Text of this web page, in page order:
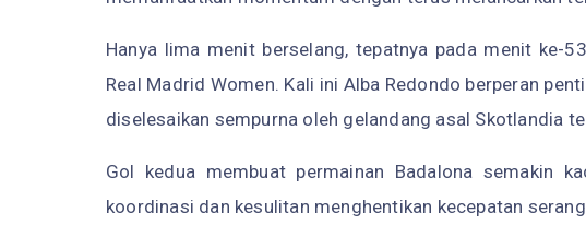
Hanya lima menit berselang, tepatnya pada menit ke-
Real Madrid Women. Kali ini Alba Redondo berperan
diselesaikan sempurna oleh gelandang asal Skotlandia
Gol kedua membuat permainan Badalona semakin
koordinasi dan kesulitan menghentikan kecepatan